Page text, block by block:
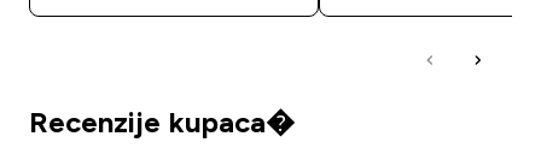
Recenzije kupaca�